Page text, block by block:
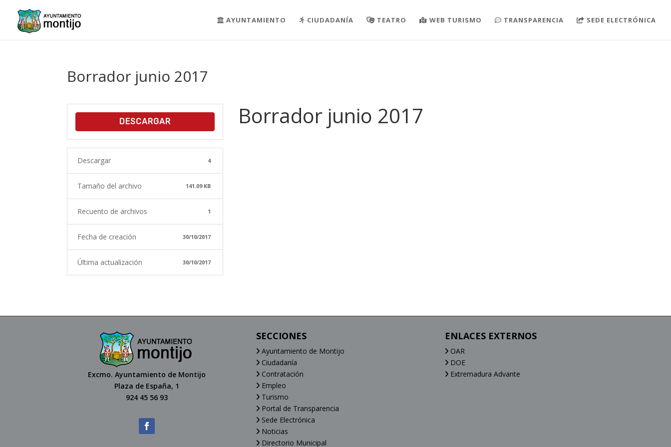
AYUNTAMIENTO CIUDADANÍA TEATRO WEB TURISMO TRANSPARENCIA SEDE ELECTRÓNICA
Borrador junio 2017
DESCARGAR
Descargar 4
Tamaño del archivo 141.09 KB
Recuento de archivos 1
Fecha de creación 30/10/2017
Última actualización 30/10/2017
Borrador junio 2017
Excmo. Ayuntamiento de Montijo
Plaza de España, 1
924 45 56 93
SECCIONES
Ayuntamiento de Montijo
Ciudadanía
Contratación
Empleo
Turismo
Portal de Transparencia
Sede Electrónica
Noticias
Directorio Municipal
ENLACES EXTERNOS
OAR
DOE
Extremadura Advante